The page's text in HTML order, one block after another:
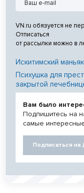
VN.ru обязуется не
Отписаться
от рассылки можно в
Искитимский
Психушка для
закрытой
Вам было
Подпишитесь на
самые
Подписаться на